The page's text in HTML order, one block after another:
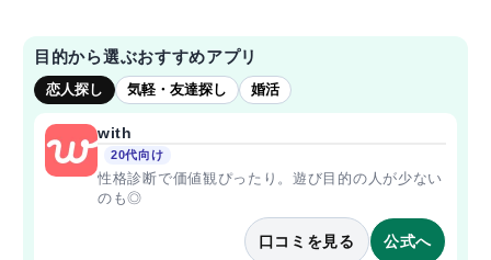
目的から選ぶおすすめアプリ
恋人探し 気軽・友達探し 婚活
with
20代向け
性格診断で価値観ぴったり。遊び目的の人が少ない
のも◎
公式へ
口コミを見る